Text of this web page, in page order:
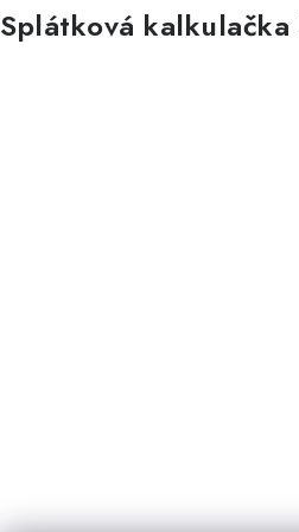
Splátková kalkulačka